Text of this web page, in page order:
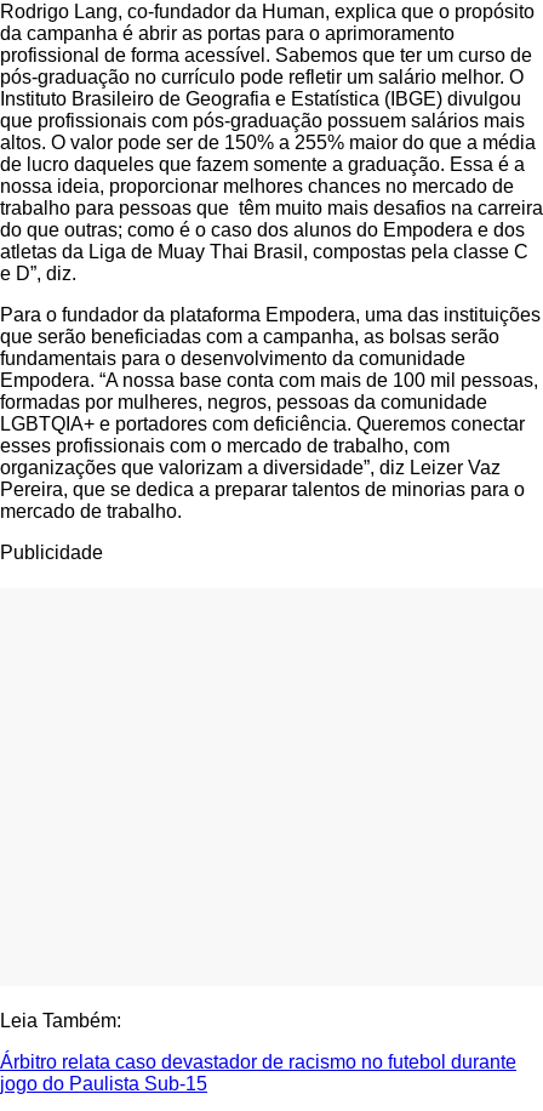
Rodrigo Lang, co-fundador da Human, explica que o propósito
da campanha é abrir as portas para o aprimoramento
profissional de forma acessível. Sabemos que ter um curso de
pós-graduação no currículo pode refletir um salário melhor. O
Instituto Brasileiro de Geografia e Estatística (IBGE) divulgou
que profissionais com pós-graduação possuem salários mais
altos. O valor pode ser de 150% a 255% maior do que a média
de lucro daqueles que fazem somente a graduação. Essa é a
nossa ideia, proporcionar melhores chances no mercado de
trabalho para pessoas que têm muito mais desafios na carreira
do que outras; como é o caso dos alunos do Empodera e dos
atletas da Liga de Muay Thai Brasil, compostas pela classe C
e D”, diz.
Para o fundador da plataforma Empodera, uma das instituições
que serão beneficiadas com a campanha, as bolsas serão
fundamentais para o desenvolvimento da comunidade
Empodera. “A nossa base conta com mais de 100 mil pessoas,
formadas por mulheres, negros, pessoas da comunidade
LGBTQIA+ e portadores com deficiência. Queremos conectar
esses profissionais com o mercado de trabalho, com
organizações que valorizam a diversidade”, diz Leizer Vaz
Pereira, que se dedica a preparar talentos de minorias para o
mercado de trabalho.
Publicidade
Leia Também:
Árbitro relata caso devastador de racismo no futebol durante
jogo do Paulista Sub-15